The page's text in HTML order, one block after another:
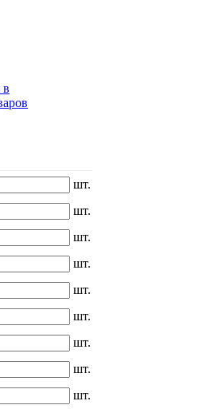
в
шт.
шт.
шт.
шт.
шт.
шт.
шт.
шт.
шт.